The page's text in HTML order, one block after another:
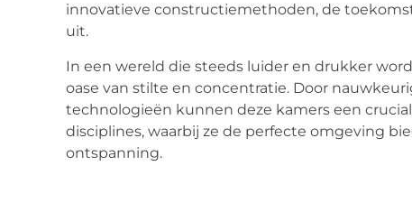
innovatieve constructiemethoden, de
uit.
In een wereld die steeds luider en drukker
oase van stilte en concentratie. Door
technologieën kunnen deze kamers een
disciplines, waarbij ze de perfecte omgeving
ontspanning.